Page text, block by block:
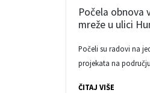
Počela obnova
mreže u ulici
Počeli su radovi na
projekata na
ČITAJ VIŠE